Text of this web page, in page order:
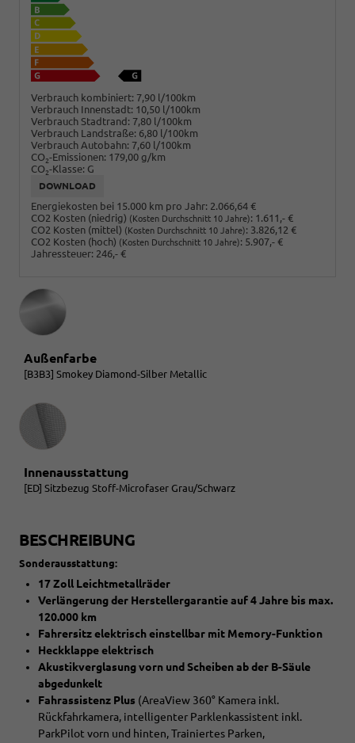
Verbrauch kombiniert: 7,90 l/100km
Verbrauch Innenstadt: 10,50 l/100km
Verbrauch Stadtrand: 7,80 l/100km
Verbrauch Landstraße: 6,80 l/100km
Verbrauch Autobahn: 7,60 l/100km
CO2-Emissionen: 179,00 g/km
CO2-Klasse: G
DOWNLOAD
Energiekosten bei 15.000 km pro Jahr: 2.066,64 €
CO2 Kosten (niedrig) (Kosten Durchschnitt 10 Jahre): 1.611,- €
CO2 Kosten (mittel) (Kosten Durchschnitt 10 Jahre): 3.826,12 €
CO2 Kosten (hoch) (Kosten Durchschnitt 10 Jahre): 5.907,- €
Jahressteuer: 246,- €
Außenfarbe
[B3B3] Smokey Diamond-Silber Metallic
Innenausstattung
Innenausstattung
[ED] Sitzbezug Stoff-Microfaser Grau/Schwarz
BESCHREIBUNG
Sonderausstattung:
17 Zoll Leichtmetallräder
Verlängerung der Herstellergarantie auf 4 Jahre bis max.
120.000 km
Fahrersitz elektrisch einstellbar mit Memory-Funktion
Heckklappe elektrisch
Akustikverglasung vorn und Scheiben ab der B-Säule
abgedunkelt
Fahrassistenz Plus (AreaView 360° Kamera inkl.
Rückfahrkamera, intelligenter Parklenkassistent inkl.
ParkPilot vorn und hinten, Trainiertes Parken,